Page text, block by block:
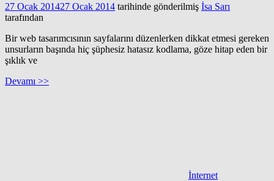
27 Ocak 201427 Ocak 2014 tarihinde gönderilmiş İsa Sarı
tarafından
Bir web tasarımcısının sayfalarını düzenlerken dikkat etmesi gereken
unsurların başında hiç şüphesiz hatasız kodlama, göze hitap eden bir
şıklık ve
Devamı >>
İnternet